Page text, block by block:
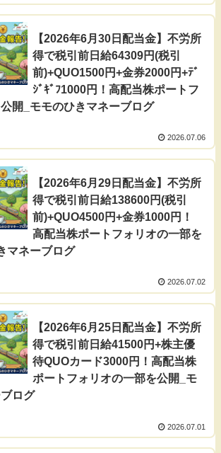
【2026年6月30日配当金】不労所
得で税引前日給64309円(税引
前)+QUO1500円+金券2000円+ﾃﾞ
ｼﾞｷﾞﾌ1000円！高配当株ポートフ
開_モモのひきマネーブログ
2026.07.06
【2026年6月29日配当金】不労所
得で税引前日給138600円(税引
前)+QUO4500円+金券1000円！
高配当株ポートフォリオの一部を
マネーブログ
2026.07.02
【2026年6月25日配当金】不労所
得で税引前日給41500円+株主優
待QUOカード3000円！高配当株
ポートフォリオの一部を公開_モ
ログ
2026.07.01